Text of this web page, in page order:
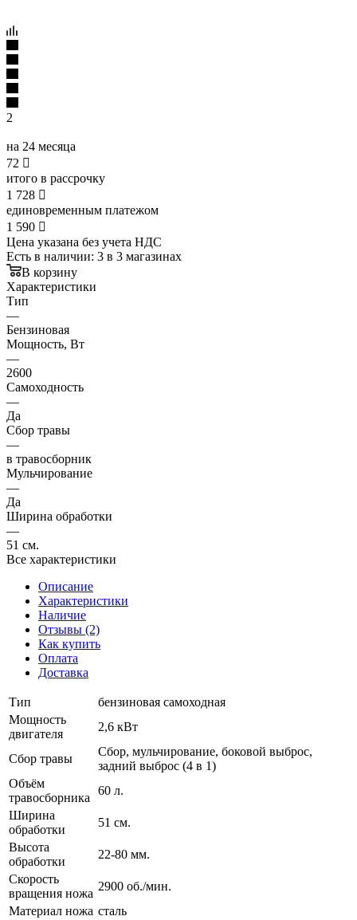
2
на 24 месяца
72 
итого в рассрочку
1 728 
единовременным платежом
1 590 
Цена указана без учета НДС
Есть в наличии: 3 в 3 магазинах
В корзину
Характеристики
Тип
—
Бензиновая
Мощность, Вт
—
2600
Самоходность
—
Да
Сбор травы
—
в травосборник
Мульчирование
—
Да
Ширина обработки
—
51 см.
Все характеристики
Описание
Характеристики
Наличие
Отзывы (2)
Как купить
Оплата
Доставка
Тип
бензиновая самоходная
Мощность
двигателя
2,6 кВт
Сбор травы
Сбор, мульчирование, боковой выброс,
задний выброс (4 в 1)
Объём
травосборника
60 л.
Ширина
обработки
51 см.
Высота
обработки
22-80 мм.
Скорость
вращения ножа
2900 об./мин.
Материал ножа сталь